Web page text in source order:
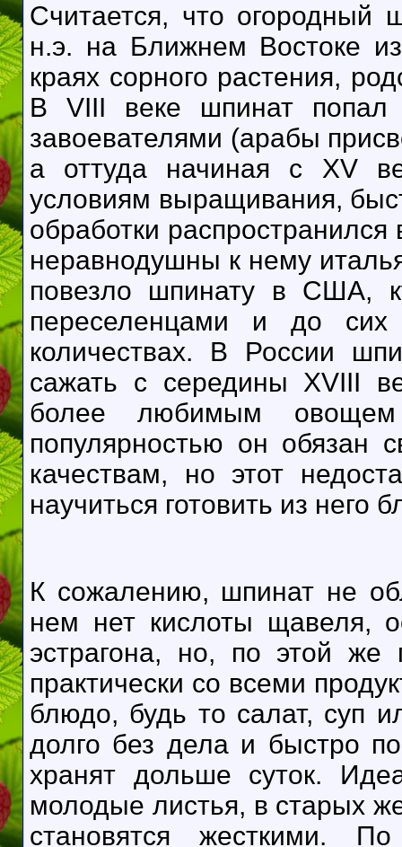
Считается, что огородный
н.э. на Ближнем Востоке
краях сорного растения,
В VIII веке шпинат
завоевателями (арабы
а оттуда начиная с XV
условиям выращивания,
обработки
неравнодушны к нему
повезло шпинату в США,
переселенцами и до
количествах. В России
сажать с середины XVIII
более любимым
популярностью он обязан
качествам, но этот
научиться готовить из него
К сожалению, шпинат не
нем нет кислоты щавеля,
эстрагона, но, по этой же
практически со всеми
блюдо, будь то салат, суп
долго без дела и быстро
хранят дольше суток.
молодые листья, в старых
становятся жесткими.